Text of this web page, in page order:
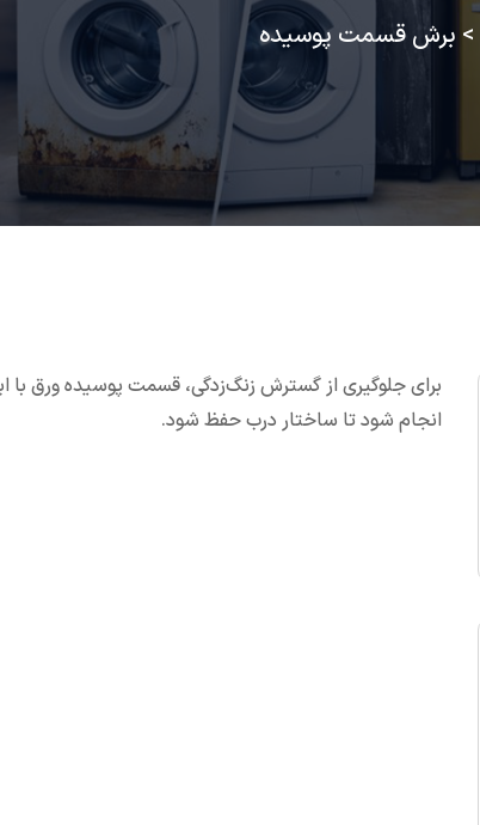
> برش قسمت پوسیده
برای جلوگیری از گسترش زنگ‌زدگی، قسمت پوسیده ورق
انجام شود تا ساختار درب حفظ شود.